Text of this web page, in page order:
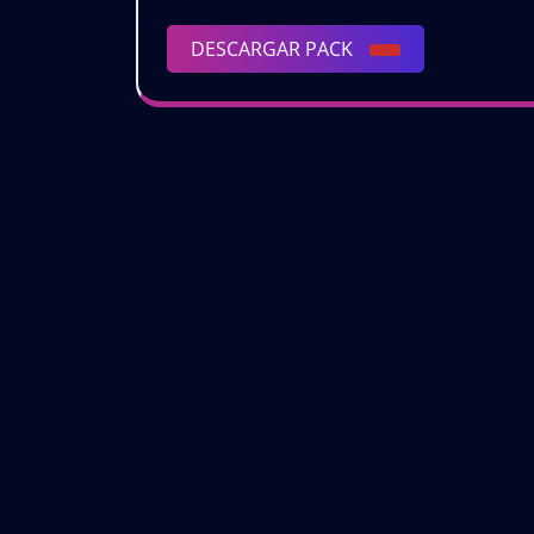
2K25
–
VOL.7
DESCARGAR PACK
DESCARGAR
PACK